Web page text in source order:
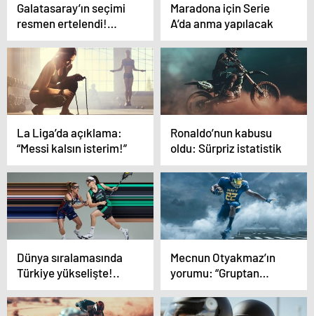
Galatasaray’ın seçimi
resmen ertelendi!…
Maradona için Serie
A’da anma yapılacak
La Liga’da açıklama:
“Messi kalsın isterim!”
Ronaldo’nun kabusu
oldu: Sürpriz istatistik
Dünya sıralamasında
Türkiye yükselişte!..
Mecnun Otyakmaz’ın
yorumu: “Gruptan
neden çıkamayalım?”